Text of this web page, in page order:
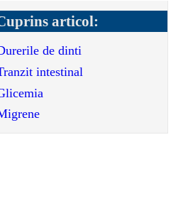
articol:
de dinti
intestinal